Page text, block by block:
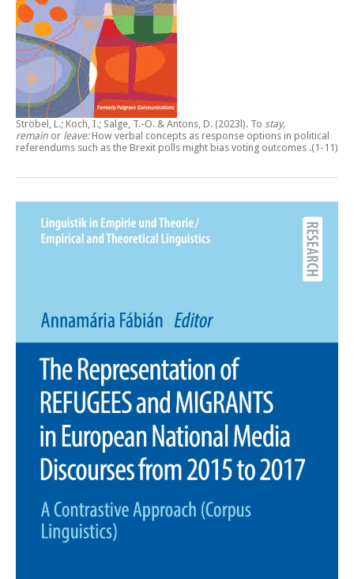
Ströbel, L.; Koch, I.; Salge, T.-O. & Antons, D. (2023l). To stay,
remain or leave:How verbal concepts as response options in political
referendums such as the Brexit polls might bias voting outcomes .(1-11)